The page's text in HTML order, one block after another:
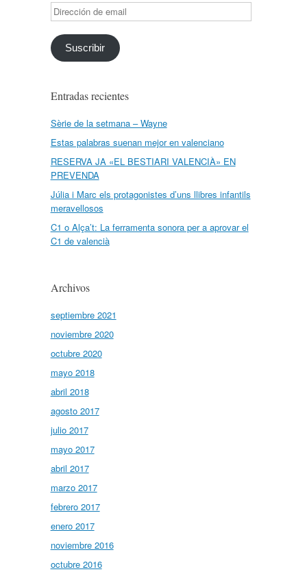
Dirección
de
email
Suscribir
Entradas recientes
Sèrie de la setmana – Wayne
Estas palabras suenan mejor en valenciano
RESERVA JA «EL BESTIARI VALENCIÀ» EN
PREVENDA
Júlia i Marc els protagonistes d’uns llibres infantils
meravellosos
C1 o Alça’t: La ferramenta sonora per a aprovar el
C1 de valencià
Archivos
septiembre 2021
noviembre 2020
octubre 2020
mayo 2018
abril 2018
agosto 2017
julio 2017
mayo 2017
abril 2017
marzo 2017
febrero 2017
enero 2017
noviembre 2016
octubre 2016